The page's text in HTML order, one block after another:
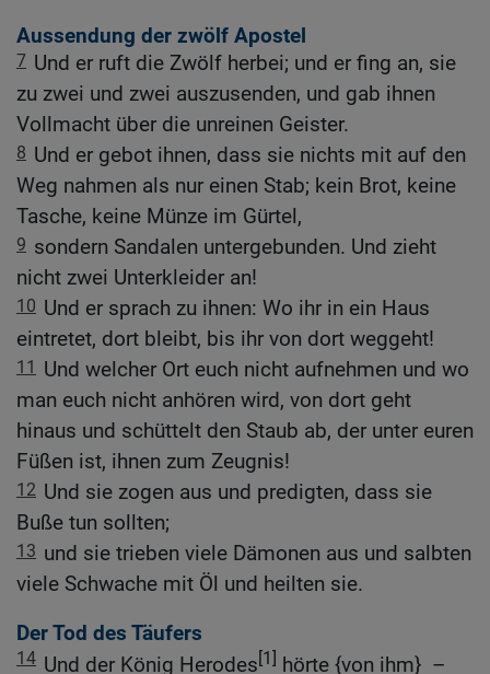
Aussendung der zwölf Apostel
7 Und er ruft die Zwölf herbei; und er fing an, sie
zu zwei und zwei auszusenden, und gab ihnen
Vollmacht über die unreinen Geister.
8 Und er gebot ihnen, dass sie nichts mit auf den
Weg nahmen als nur einen Stab; kein Brot, keine
Tasche, keine Münze im Gürtel,
9 sondern Sandalen untergebunden. Und zieht
nicht zwei Unterkleider an!
10 Und er sprach zu ihnen: Wo ihr in ein Haus
eintretet, dort bleibt, bis ihr von dort weggeht!
11 Und welcher Ort euch nicht aufnehmen und wo
man euch nicht anhören wird, von dort geht
hinaus und schüttelt den Staub ab, der unter euren
Füßen ist, ihnen zum Zeugnis!
12 Und sie zogen aus und predigten, dass sie
Buße tun sollten;
13 und sie trieben viele Dämonen aus und salbten
viele Schwache mit Öl und heilten sie.
Der Tod des Täufers
14 Und der König Herodes[1] hörte {von ihm} –